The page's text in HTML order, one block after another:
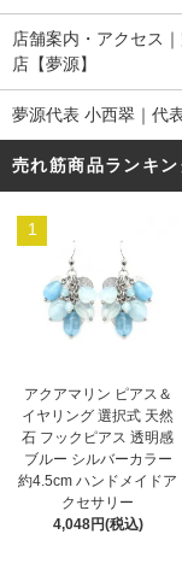
店舗案内・アクセス
店【夢源】
夢源代表 小西翠｜代
売れ筋商品ランキ
1
アクアマリン ピアス＆
イヤリング 選択式 天然
石 フックピアス 透明感
ブルー シルバーカラー
約4.5cm ハンドメイドア
クセサリー
4,048円(税込)